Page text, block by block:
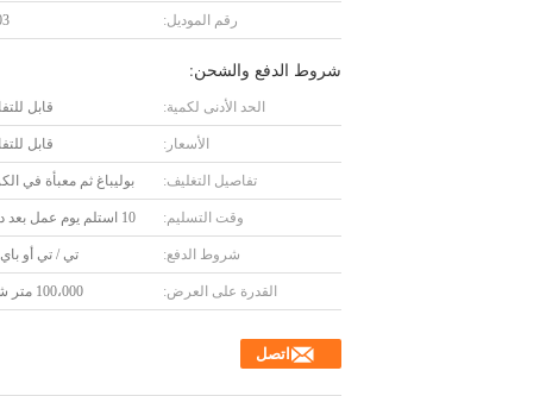
رقم الموديل:
شروط الدفع والشحن:
الحد الأدنى لكمية: قابل
الأسعار: قابل
تفاصيل التغليف: بوليباغ ثم معبأة في
وقت التسليم: 10 استلم يوم عمل بعد دفعك
شروط الدفع: تي / تي أو باي
القدرة على العرض: 100،000 متر شهريا
اتصل